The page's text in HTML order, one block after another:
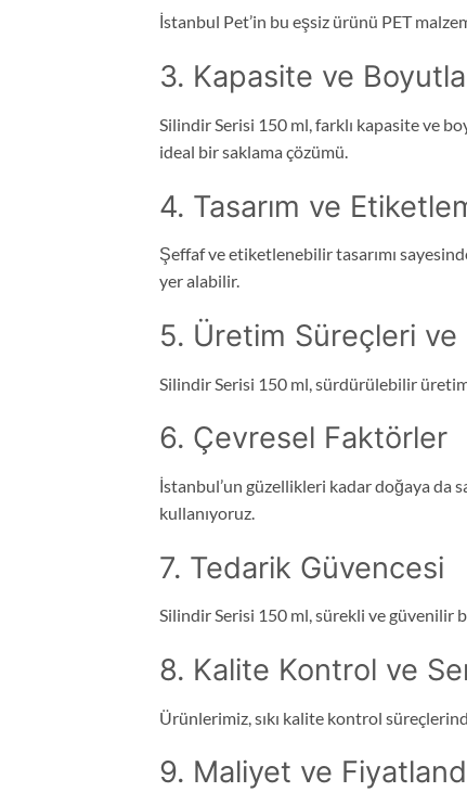
İstanbul Pet’in bu eşsiz ürünü PET
3. Kapasite ve
Silindir Serisi 150 ml, farklı kapasite ve
ideal bir saklama çözümü.
4. Tasarım ve
Şeffaf ve etiketlenebilir tasarımı
yer alabilir.
5. Üretim Süreçleri ve
Silindir Serisi 150 ml, sürdürülebilir
6. Çevresel Faktörler
İstanbul’un güzellikleri kadar doğaya da
kullanıyoruz.
7. Tedarik Güvencesi
Silindir Serisi 150 ml, sürekli ve güvenilir
8. Kalite Kontrol ve
Ürünlerimiz, sıkı kalite kontrol
9. Maliyet ve